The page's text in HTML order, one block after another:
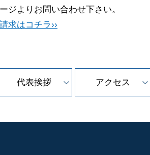
ジよりお問い合わせ下さい。
求はコチラ››
代表挨拶 アクセス